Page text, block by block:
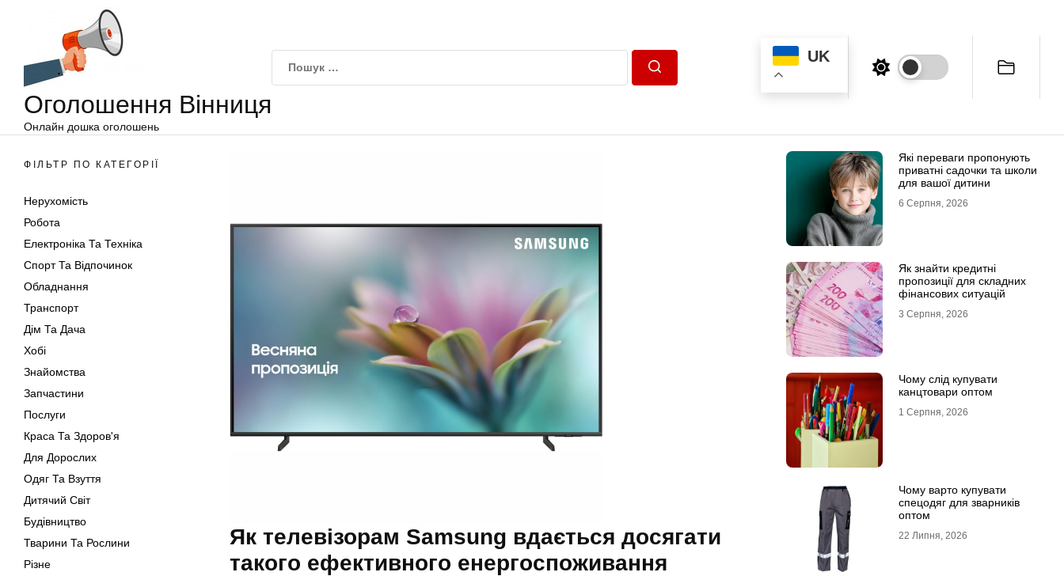
Оголошення Вінниця
Онлайн дошка оголошень
UK
ФІЛЬТР ПО КАТЕГОРІЇ
Нерухомість
Робота
Електроніка Та Техніка
Спорт Та Відпочинок
Обладнання
Транспорт
Дім Та Дача
Хобі
Знайомства
Запчастини
Послуги
Краса Та Здоров'я
Для Дорослих
Одяг Та Взуття
Дитячий Світ
Будівництво
Тварини Та Рослини
Різне
Як телевізорам Samsung вдається досягати
такого ефективного енергоспоживання
Які переваги пропонують
приватні садочки та школи
для вашої дитини
6 Серпня, 2026
Як знайти кредитні
пропозиції для складних
фінансових ситуацій
3 Серпня, 2026
Чому слід купувати
канцтовари оптом
1 Серпня, 2026
Чому варто купувати
спецодяг для зварників
оптом
22 Липня, 2026